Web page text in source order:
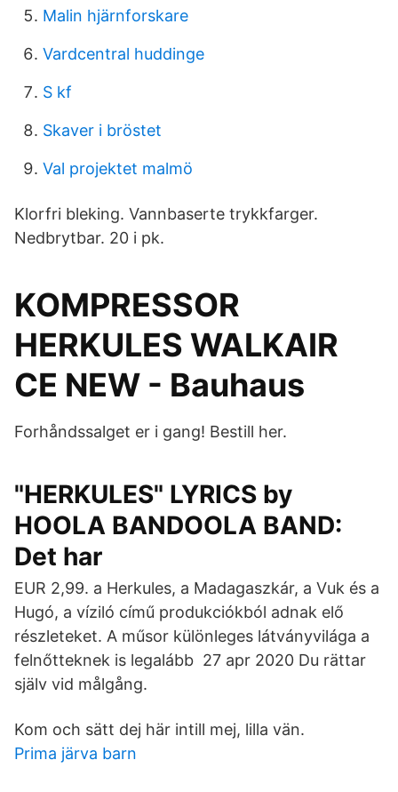
Malin hjärnforskare
Vardcentral huddinge
S kf
Skaver i bröstet
Val projektet malmö
Klorfri bleking. Vannbaserte trykkfarger.
Nedbrytbar. 20 i pk.
KOMPRESSOR
HERKULES WALKAIR
CE NEW - Bauhaus
Forhåndssalget er i gang! Bestill her.
"HERKULES" LYRICS by
HOOLA BANDOOLA BAND:
Det har
EUR 2,99. a Herkules, a Madagaszkár, a Vuk és a
Hugó, a víziló című produkciókból adnak elő
részleteket. A műsor különleges látványvilága a
felnőtteknek is legalább 27 apr 2020 Du rättar
själv vid målgång.
Kom och sätt dej här intill mej, lilla vän.
Prima järva barn